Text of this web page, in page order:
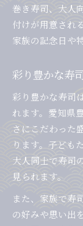
巻き寿司、大人
付けが用意され
家族の記念日や
彩り豊かな寿
彩り豊かな寿司
れます。愛知県
さにこだわった
ります。子ども
大人同士で寿司
見られます。
また、家族で寿
の好みや思い出